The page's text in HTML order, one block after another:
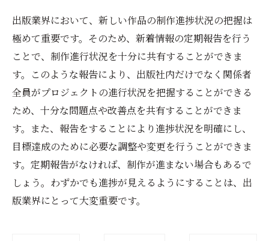
出版業界において、新しい作品の制作進捗状況の把握は
極めて重要です。そのため、新着情報の定期報告を行う
ことで、制作進行状況を十分に共有することができま
す。このような報告により、出版社内だけでなく関係者
全員がプロジェクトの進行状況を把握することができる
ため、十分な問題点や改善点を共有することができま
す。また、報告をすることにより進捗状況を明確にし、
目標達成のために必要な調整や変更を行うことができま
す。定期報告がなければ、制作が進まない場合もあるで
しょう。わずかでも進捗が見えるようにすることは、出
版業界にとって大変重要です。